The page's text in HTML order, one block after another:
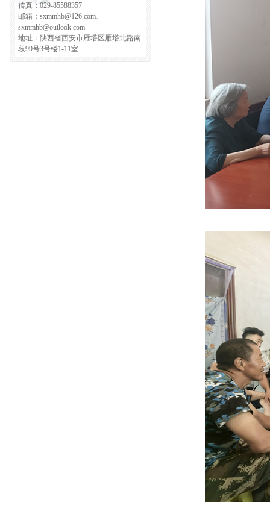
传真：029-85588357
邮箱：sxmmhb@126.com、
sxmmhb@outlook.com
地址：陕西省西安市雁塔区雁塔北路南
段99号3号楼1-11室